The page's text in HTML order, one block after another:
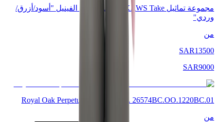
مجموعة تماثيل KAWS Take المصنوعة من الفينيل "أسود/أزرق/
وردي"
من
SAR13500
SAR9000
Royal Oak Perpetual Calendar Ref. 26574BC.OO.1220BC.01
من